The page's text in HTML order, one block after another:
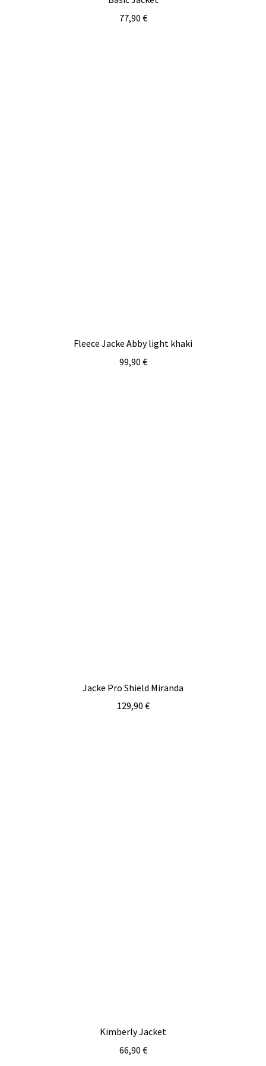
77,90 €
Fleece Jacke Abby light khaki
99,90 €
Jacke Pro Shield Miranda
129,90 €
Kimberly Jacket
66,90 €